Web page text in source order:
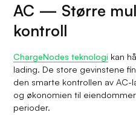
AC — Større
kontroll
ChargeNodes teknologi kan
lading. De store gevinstene
den smarte kontrollen av AC-
og økonomien til
perioder.